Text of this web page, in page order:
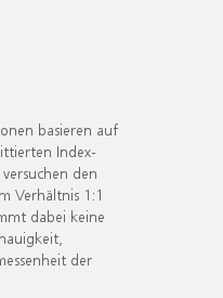
basieren auf
Index-
den
Verhältnis 1:1
dabei keine
der